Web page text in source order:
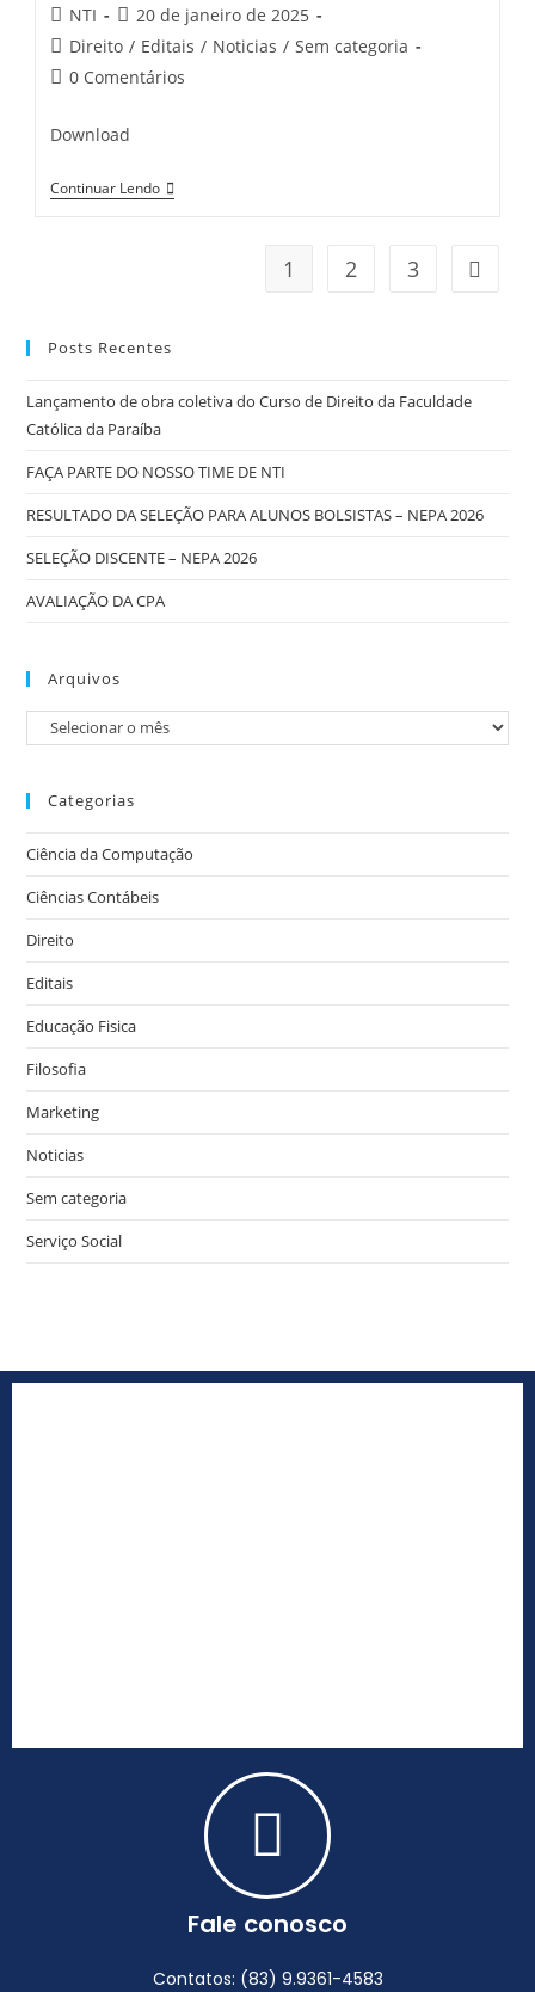
NTI
20 de janeiro de 2025
Direito / Editais / Noticias / Sem categoria
0 Comentários
Download
Continuar Lendo
1 2 3
Posts Recentes
Lançamento de obra coletiva do Curso de Direito da Faculdade
Católica da Paraíba
FAÇA PARTE DO NOSSO TIME DE NTI
RESULTADO DA SELEÇÃO PARA ALUNOS BOLSISTAS – NEPA 2026
SELEÇÃO DISCENTE – NEPA 2026
AVALIAÇÃO DA CPA
Arquivos
Categorias
Ciência da Computação
Ciências Contábeis
Direito
Editais
Educação Fisica
Filosofia
Marketing
Noticias
Sem categoria
Serviço Social
Fale conosco
Contatos: (83) 9.9361-4583